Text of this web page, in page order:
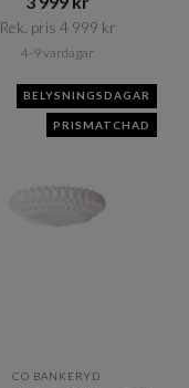
Rek. pris 4 999 kr​​
4-9 vardagar
BELYSNINGSDAGAR
PRISMATCHAD
CO BANKERYD